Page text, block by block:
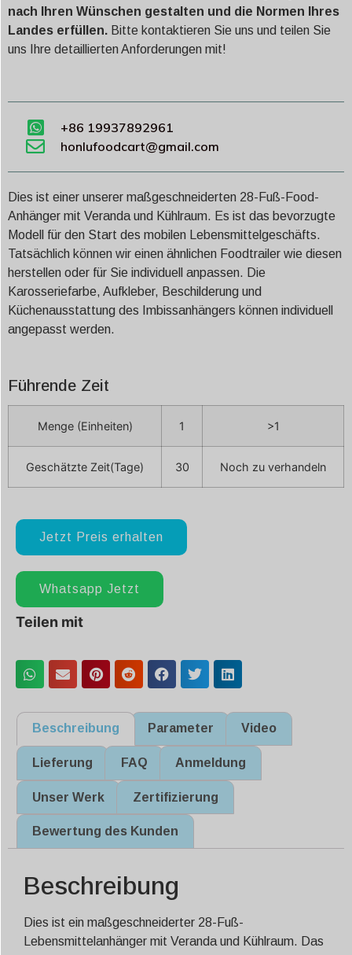
nach Ihren Wünschen gestalten und die Normen Ihres
Landes erfüllen. Bitte kontaktieren Sie uns und teilen Sie
uns Ihre detaillierten Anforderungen mit!
+86 19937892961
honlufoodcart@gmail.com
Dies ist einer unserer maßgeschneiderten 28-Fuß-Food-
Anhänger mit Veranda und Kühlraum. Es ist das bevorzugte
Modell für den Start des mobilen Lebensmittelgeschäfts.
Tatsächlich können wir einen ähnlichen Foodtrailer wie diesen
herstellen oder für Sie individuell anpassen. Die
Karosseriefarbe, Aufkleber, Beschilderung und
Küchenausstattung des Imbissanhängers können individuell
angepasst werden.
Führende Zeit
Menge (Einheiten) 1 >1
Geschätzte Zeit(Tage) 30 Noch zu verhandeln
Jetzt Preis erhalten
Whatsapp Jetzt
Teilen mit
Beschreibung Parameter Video
Lieferung FAQ Anmeldung
Unser Werk Zertifizierung
Bewertung des Kunden
Beschreibung
Dies ist ein maßgeschneiderter 28-Fuß-
Lebensmittelanhänger mit Veranda und Kühlraum. Das